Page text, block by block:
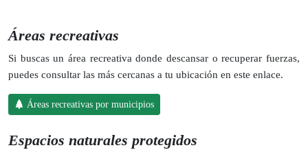
Áreas recreativas
Si buscas un área recreativa donde descansar o recuperar fuerzas,
puedes consultar las más cercanas a tu ubicación en este enlace.
Áreas recreativas por municipios
Espacios naturales protegidos